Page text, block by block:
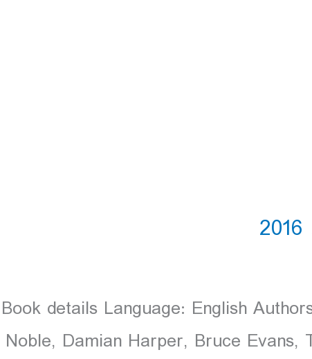
Book details Language: English
Noble, Damian Harper, Bruce